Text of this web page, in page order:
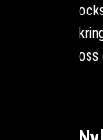
oss